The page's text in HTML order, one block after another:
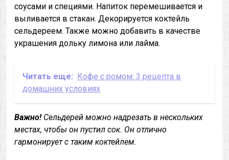
соусами и специями. Напиток перемешивается и
выливается в стакан. Декорируется коктейль
сельдереем. Также можно добавить в качестве
украшения дольку лимона или лайма.
Читать еще: Кофе с ромом: 3 рецепта в
домашних условиях
Важно!Сельдерей можно надрезать в нескольких
местах, чтобы он пустил сок. Он отлично
гармонирует с таким коктейлем.